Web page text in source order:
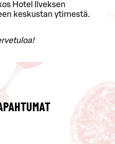
Hotel Ilveksen
keskustan ytimestä.